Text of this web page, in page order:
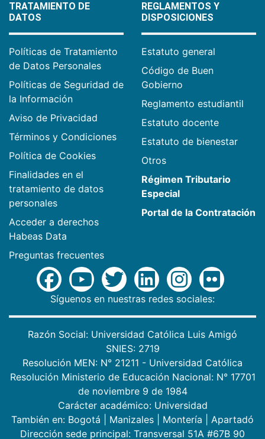
TRATAMIENTO DE
DATOS
Políticas de Tratamiento
de Datos Personales
Políticas de Seguridad de
la Información
Aviso de Privacidad
Términos y Condiciones
Política de Cookies
Finalidades en el
tratamiento de datos
personales
Acceder a derechos
Habeas Data
Preguntas frecuentes
REGLAMENTOS Y
DISPOSICIONES
Estatuto general
Código de Buen
Gobierno
Reglamento estudiantil
Estatuto docente
Estatuto de bienestar
Otros
Régimen Tributario
Especial
Portal de la Contratación
Síguenos en nuestras redes sociales:
Razón Social: Universidad Católica Luis Amigó
SNIES: 2719
Resolución MEN: N° 21211 - Universidad Católica
Resolución Ministerio de Educación Nacional: N° 17701
de noviembre 9 de 1984
Carácter académico: Universidad
También en: Bogotá Manizales Montería
Apartadó
Dirección sede principal: Transversal 51A #67B 90